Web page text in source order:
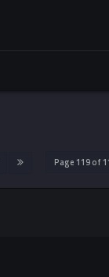
Page 119 of